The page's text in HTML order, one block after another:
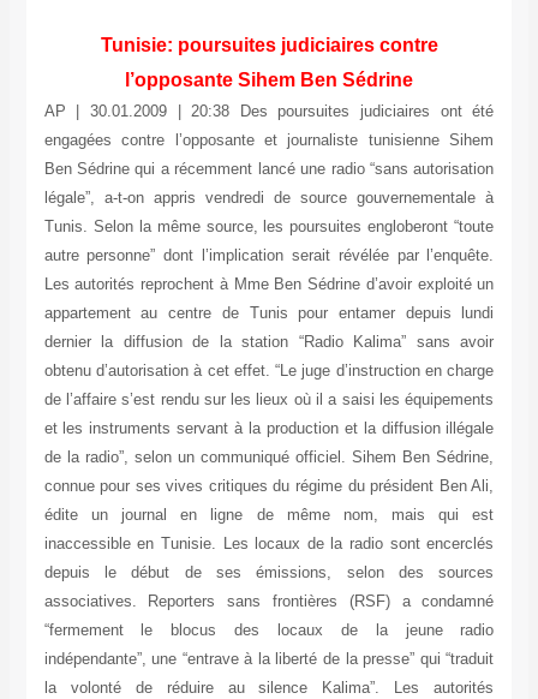
Tunisie: poursuites judiciaires contre
l’opposante Sihem Ben Sédrine
AP | 30.01.2009 | 20:38 Des poursuites judiciaires ont été
engagées contre l’opposante et journaliste tunisienne Sihem
Ben Sédrine qui a récemment lancé une radio “sans autorisation
légale”, a-t-on appris vendredi de source gouvernementale à
Tunis. Selon la même source, les poursuites engloberont “toute
autre personne” dont l’implication serait révélée par l’enquête.
Les autorités reprochent à Mme Ben Sédrine d’avoir exploité un
appartement au centre de Tunis pour entamer depuis lundi
dernier la diffusion de la station “Radio Kalima” sans avoir
obtenu d’autorisation à cet effet. “Le juge d’instruction en charge
de l’affaire s’est rendu sur les lieux où il a saisi les équipements
et les instruments servant à la production et la diffusion illégale
de la radio”, selon un communiqué officiel. Sihem Ben Sédrine,
connue pour ses vives critiques du régime du président Ben Ali,
édite un journal en ligne de même nom, mais qui est
inaccessible en Tunisie. Les locaux de la radio sont encerclés
depuis le début de ses émissions, selon des sources
associatives. Reporters sans frontières (RSF) a condamné
“fermement le blocus des locaux de la jeune radio
indépendante”, une “entrave à la liberté de la presse” qui “traduit
la volonté de réduire au silence Kalima”. Les autorités